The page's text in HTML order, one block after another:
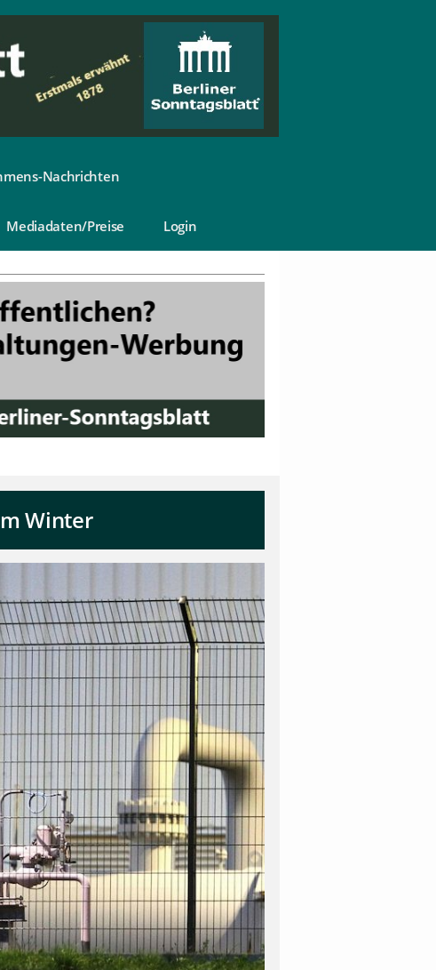
Nachrichten
Mediadaten/Preise Login
Winter